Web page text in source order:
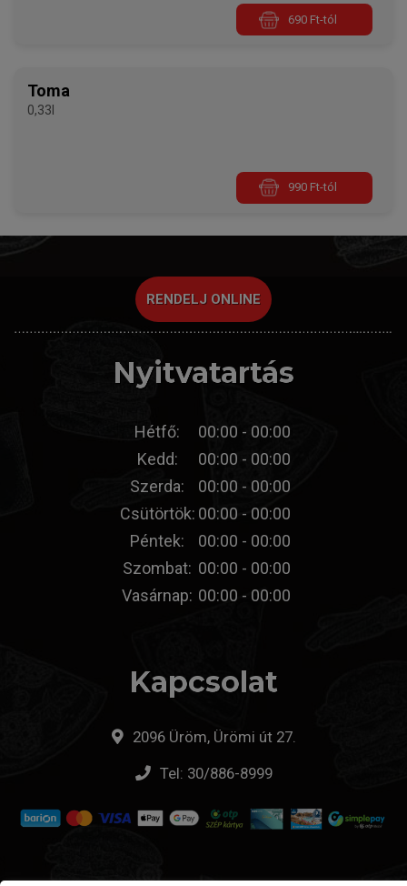
690 Ft-tól
Toma
0,33l
990 Ft-tól
RENDELJ ONLINE
Nyitvatartás
Hétfő:
00:00 - 00:00
Kedd:
00:00 - 00:00
Szerda:
00:00 - 00:00
Csütörtök: 00:00 - 00:00
Péntek:
00:00 - 00:00
Szombat: 00:00 - 00:00
Vasárnap: 00:00 - 00:00
Kapcsolat
2096 Üröm, Ürömi út 27.
Tel: 30/886-8999